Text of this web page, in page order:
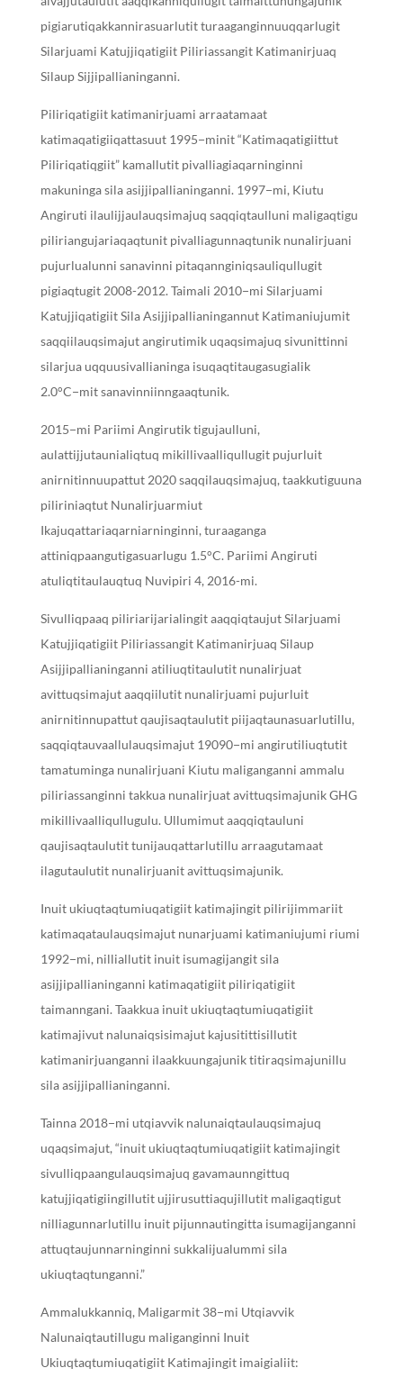
pigiarutiqakkannirasuarlutit turaaganginnuuqqarlugit
Silarjuami Katujjiqatigiit Piliriassangit Katimanirjuaq
Silaup Sijjipallianinganni.
Piliriqatigiit katimanirjuami arraatamaat
katimaqatigiiqattasuut 1995−minit “Katimaqatigiittut
Piliriqatiqgiit” kamallutit pivalliagiaqarninginni
makuninga sila asijjipallianinganni. 1997−mi, Kiutu
Angiruti ilaulijjaulauqsimajuq saqqiqtaulluni maligaqtigu
piliriangujariaqaqtunit pivalliagunnaqtunik nunalirjuani
pujurlualunni sanavinni pitaqannginiqsauliqullugit
pigiaqtugit 2008-2012. Taimali 2010−mi Silarjuami
Katujjiqatigiit Sila Asijjipallianingannut Katimaniujumit
saqqiilauqsimajut angirutimik uqaqsimajuq sivunittinni
silarjua uqquusivallianinga isuqaqtitaugasugialik
2.0°C−mit sanavinniinngaaqtunik.
2015−mi Pariimi Angirutik tigujaulluni,
aulattijjutaunialiqtuq mikillivaalliqullugit pujurluit
anirnitinnuupattut 2020 saqqilauqsimajuq, taakkutiguuna
piliriniaqtut Nunalirjuarmiut
Ikajuqattariaqarniarninginni, turaaganga
attiniqpaangutigasuarlugu 1.5°C. Pariimi Angiruti
atuliqtitaulauqtuq Nuvipiri 4, 2016-mi.
Sivulliqpaaq piliriarijarialingit aaqqiqtaujut Silarjuami
Katujjiqatigiit Piliriassangit Katimanirjuaq Silaup
Asijjipallianinganni atiliuqtitaulutit nunalirjuat
avittuqsimajut aaqqiilutit nunalirjuami pujurluit
anirnitinnupattut qaujisaqtaulutit piijaqtaunasuarlutillu,
saqqiqtauvaallulauqsimajut 19090−mi angirutiliuqtutit
tamatuminga nunalirjuani Kiutu maliganganni ammalu
piliriassanginni takkua nunalirjuat avittuqsimajunik GHG
mikillivaalliqullugulu. Ullumimut aaqqiqtauluni
qaujisaqtaulutit tunijauqattarlutillu arraagutamaat
ilagutaulutit nunalirjuanit avittuqsimajunik.
Inuit ukiuqtaqtumiuqatigiit katimajingit pilirijimmariit
katimaqataulauqsimajut nunarjuami katimaniujumi riumi
1992−mi, nilliallutit inuit isumagijangit sila
asijjipallianinganni katimaqatigiit piliriqatigiit
taimanngani. Taakkua inuit ukiuqtaqtumiuqatigiit
katimajivut nalunaiqsisimajut kajusitittisillutit
katimanirjuanganni ilaakkuungajunik titiraqsimajunillu
sila asijjipallianinganni.
Tainna 2018−mi utqiavvik nalunaiqtaulauqsimajuq
uqaqsimajut, “inuit ukiuqtaqtumiuqatigiit katimajingit
sivulliqpaangulauqsimajuq gavamaunngittuq
katujjiqatigiingillutit ujjirusuttiaqujillutit maligaqtigut
nilliagunnarlutillu inuit pijunnautingitta isumagijanganni
attuqtaujunnarninginni sukkalijualummi sila
ukiuqtaqtunganni.”
Ammalukkanniq, Maligarmit 38−mi Utqiavvik
Nalunaiqtautillugu maliganginni Inuit
Ukiuqtaqtumiuqatigiit Katimajingit imaigialiit: